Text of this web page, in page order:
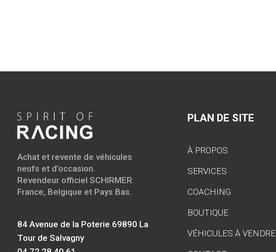
Achat et revente de véhicules
neufs et d’occasion.
Revendeur officiel SCHIRMER
France, Belgique et Pays Bas.
84 Avenue de la Poterie 69890 La
Tour de Salvagny
PLAN DE SITE
À PROPOS
SERVICES
COACHING
BOUTIQUE
VÉHICULES À VENDRE